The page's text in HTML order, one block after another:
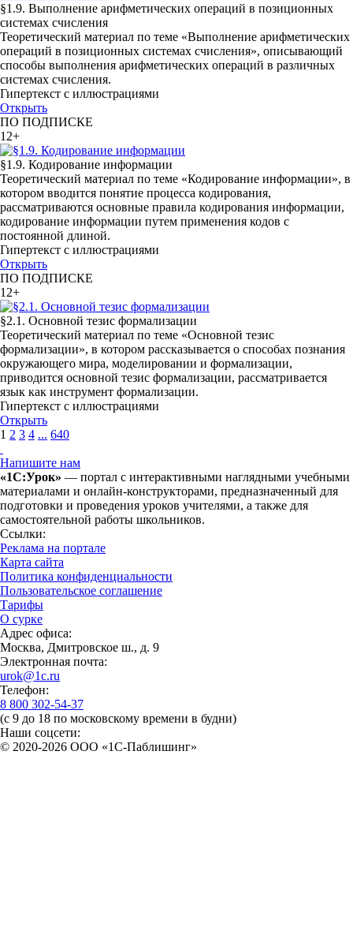
§1.9. Выполнение арифметических операций в позиционных
системах счисления
Теоретический материал по теме «Выполнение арифметических
операций в позиционных системах счисления», описывающий
способы выполнения арифметических операций в различных
системах счисления.
Гипертекст с иллюстрациями
Открыть
ПО ПОДПИСКЕ
12+
§1.9. Кодирование информации
Теоретический материал по теме «Кодирование информации», в
котором вводится понятие процесса кодирования,
рассматриваются основные правила кодирования информации,
кодирование информации путем применения кодов с
постоянной длиной.
Гипертекст с иллюстрациями
Открыть
ПО ПОДПИСКЕ
12+
§2.1. Основной тезис формализации
Теоретический материал по теме «Основной тезис
формализации», в котором рассказывается о способах познания
окружающего мира, моделировании и формализации,
приводится основной тезис формализации, рассматривается
язык как инструмент формализации.
Гипертекст с иллюстрациями
Открыть
1 2 3 4 ... 640
Напишите нам
«1С:Урок» — портал с интерактивными наглядными учебными
материалами и онлайн-конструкторами, предназначенный для
подготовки и проведения уроков учителями, а также для
самостоятельной работы школьников.
Ссылки:
Реклама на портале
Карта сайта
Политика конфиденциальности
Пользовательское соглашение
Тарифы
О сурке
Адрес офиса:
Москва, Дмитровское ш., д. 9
Электронная почта:
urok@1c.ru
Телефон:
8 800 302-54-37
(с 9 до 18 по московскому времени в будни)
Наши соцсети:
© 2020-2026 OOO «1С-Паблишинг»